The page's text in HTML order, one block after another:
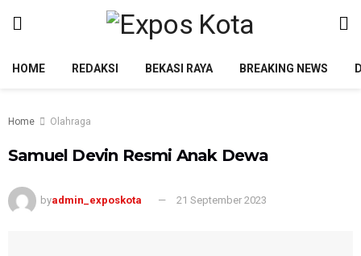
HOME REDAKSI BEKASI RAYA BREAKING NEWS
Home Olahraga
Samuel Devin Resmi Anak Dewa
byadmin_exposkota 21 September 2023